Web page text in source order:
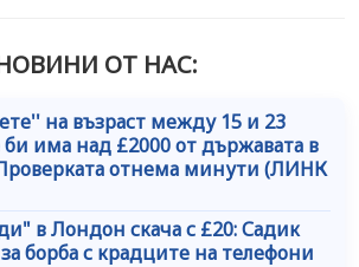
ОТ НАС:
на възраст между 15 и 23
има над £2000 от държавата в
отнема минути (ЛИНК
в Лондон скача с £20: Садик
борба с крадците на телефони